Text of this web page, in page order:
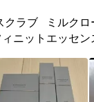
クラブ
ミルク
ニットエッセン